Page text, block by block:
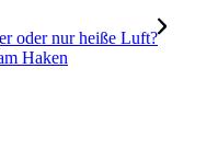
oder nur heiße Luft?
Haken